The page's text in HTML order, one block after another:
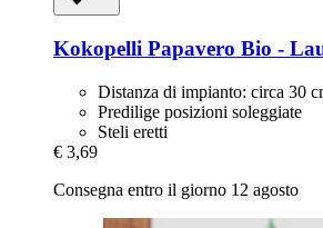
Kokopelli Papavero Bio -​
Distanza di impianto: circa 30
Predilige posizioni soleggiate
Steli eretti
€ 3,69
Consegna entro il giorno 12 agosto